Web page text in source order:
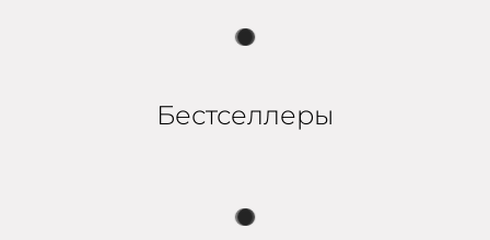
Бестселлеры